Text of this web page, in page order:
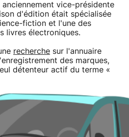
anciennement vice-présidente
d'édition était spécialisée
fiction et l'une des
livres électroniques.
recherche sur l'annuaire
des marques,
détenteur actif du terme «